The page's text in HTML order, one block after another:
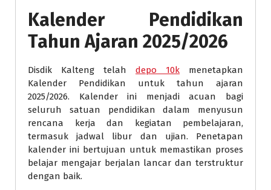
Kalender Pendidikan
Tahun Ajaran 2025/2026
Disdik Kalteng telah depo 10k menetapkan
Kalender Pendidikan untuk tahun ajaran
2025/2026. Kalender ini menjadi acuan bagi
seluruh satuan pendidikan dalam menyusun
rencana kerja dan kegiatan pembelajaran,
termasuk jadwal libur dan ujian. Penetapan
kalender ini bertujuan untuk memastikan proses
belajar mengajar berjalan lancar dan terstruktur
dengan baik.